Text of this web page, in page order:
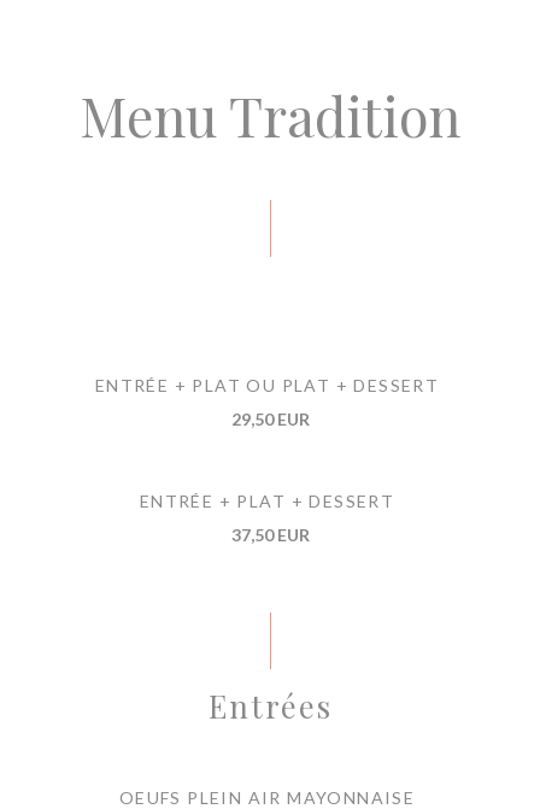
Menu Tradition
ENTRÉE + PLAT OU PLAT + DESSERT
29,50 EUR
ENTRÉE + PLAT + DESSERT
37,50 EUR
Entrées
OEUFS PLEIN AIR MAYONNAISE